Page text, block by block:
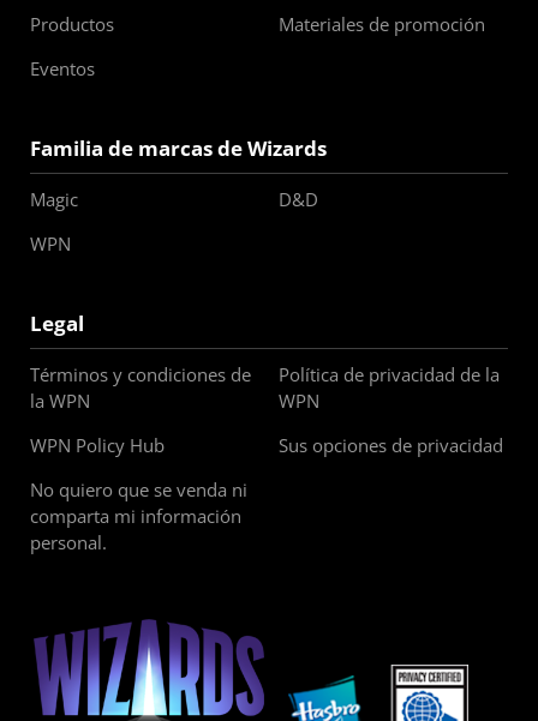
Productos
Materiales de promoción
Eventos
Familia de marcas de Wizards
Magic
D&D
WPN
Legal
Términos y condiciones de
la WPN
Política de privacidad de la
WPN
WPN Policy Hub
Sus opciones de privacidad
No quiero que se venda ni
comparta mi información
personal.